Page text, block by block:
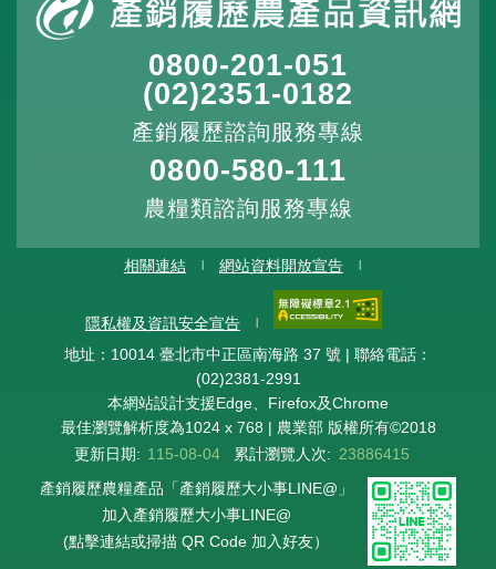
0800-201-051
(02)2351-0182
產銷履歷諮詢服務專線
0800-580-111
農糧類諮詢服務專線
相關連結 網站資料開放宣告
隱私權及資訊安全宣告
地址：10014 臺北市中正區南海路 37 號 | 聯絡電話：
(02)2381-2991
本網站設計支援Edge、Firefox及Chrome
最佳瀏覽解析度為1024 x 768 | 農業部 版權所有©2018
更新日期: 115-08-04 累計瀏覽人次: 23886415
產銷履歷農糧產品「產銷履歷大小事LINE@」
加入產銷履歷大小事LINE@
(點擊連結或掃描 QR Code 加入好友）